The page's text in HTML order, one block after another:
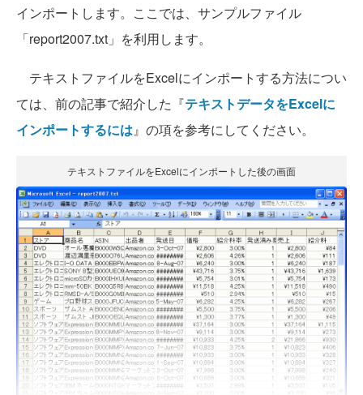
インポートします。ここでは、サンプルファイル
「report2007.txt」を利用します。
テキストファイルをExcelにインポートする方法につい
ては、前の記事で紹介した『テキストデータをExcelに
インポートするには』の項を参考にしてください。
テキストファイルをExcelにインポートした後の画面